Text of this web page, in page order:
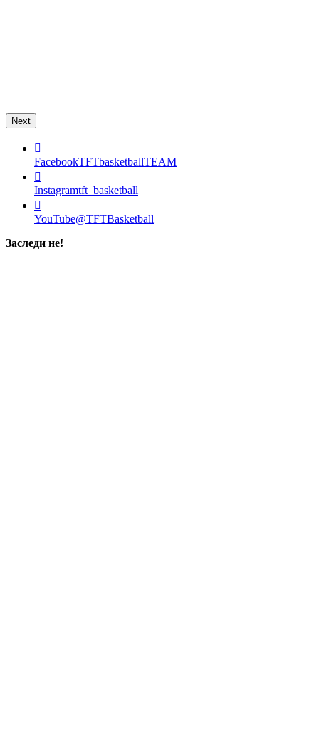
Next
FacebookTFTbasketballTEAM
Instagramtft_basketball
YouTube@TFTBasketball
Заследи не!